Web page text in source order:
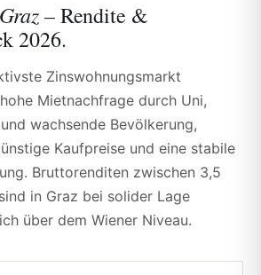
–Rendite &
2026.
Zinswohnungsmarkt
Mietnachfrage durch Uni,
wachsende Bevölkerung,
Kaufpreise und eine stabile
Bruttorenditen zwischen 3,5
in Graz bei solider Lage
über dem Wiener Niveau.